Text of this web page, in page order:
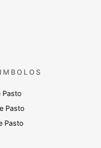
Pasto
Pasto
Pasto